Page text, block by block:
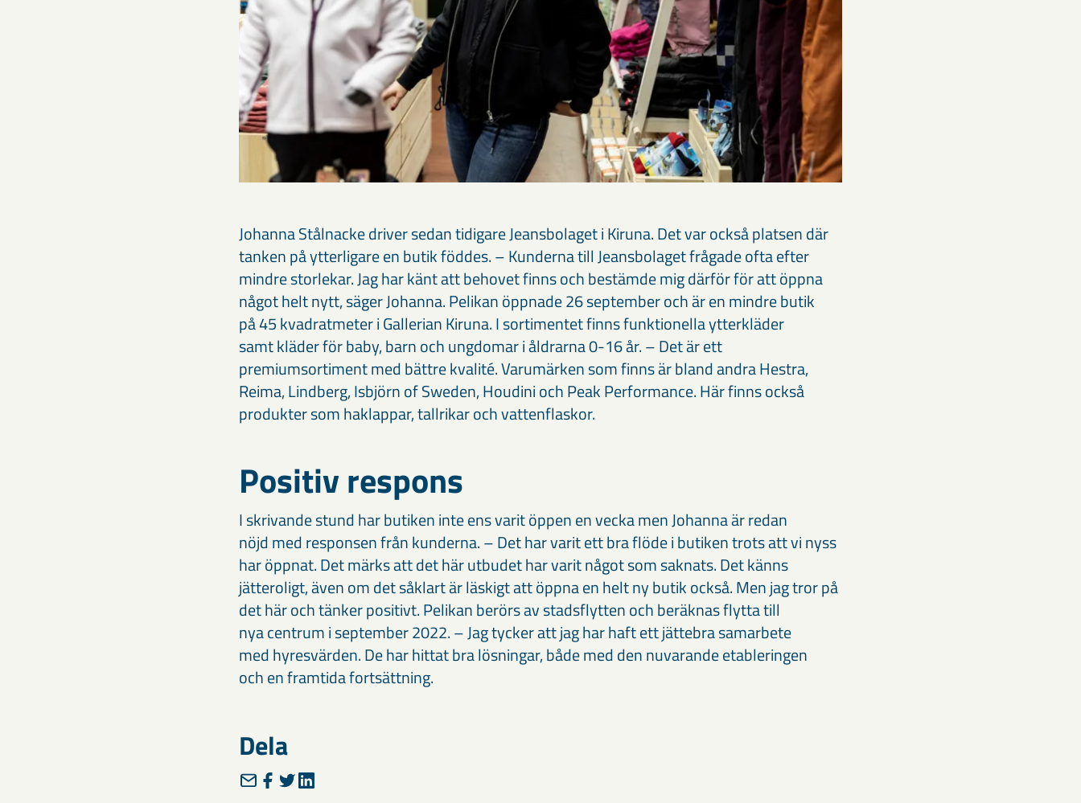
Johanna Stålnacke driver sedan tidigare Jeansbolaget i Kiruna. Det var också platsen där
tanken på ytterligare en butik föddes. – Kunderna till Jeansbolaget frågade ofta efter
mindre storlekar. Jag har känt att behovet finns och bestämde mig därför för att öppna
något helt nytt, säger Johanna. Pelikan öppnade 26 september och är en mindre butik
på 45 kvadratmeter i Gallerian Kiruna. I sortimentet finns funktionella ytterkläder
samt kläder för baby, barn och ungdomar i åldrarna 0-16 år. – Det är ett
premiumsortiment med bättre kvalité. Varumärken som finns är bland andra Hestra,
Reima, Lindberg, Isbjörn of Sweden, Houdini och Peak Performance. Här finns också
produkter som haklappar, tallrikar och vattenflaskor.
Positiv respons
I skrivande stund har butiken inte ens varit öppen en vecka men Johanna är redan
nöjd med responsen från kunderna. – Det har varit ett bra flöde i butiken trots att vi nyss
har öppnat. Det märks att det här utbudet har varit något som saknats. Det känns
jätteroligt, även om det såklart är läskigt att öppna en helt ny butik också. Men jag tror på
det här och tänker positivt. Pelikan berörs av stadsflytten och beräknas flytta till
nya centrum i september 2022. – Jag tycker att jag har haft ett jättebra samarbete
med hyresvärden. De har hittat bra lösningar, både med den nuvarande etableringen
och en framtida fortsättning.
Dela